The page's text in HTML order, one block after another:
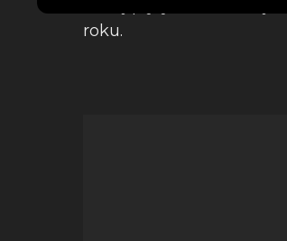
roku.